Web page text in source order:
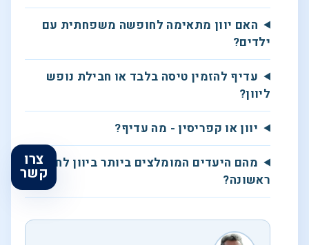
האם יוון מתאימה לחופשה משפחתית עם
ילדים?
עדיף להזמין טיסה בלבד או חבילת נופש
ליוון?
יוון או קפריסין - מה עדיף?
מהם היעדים המומלצים ביותר ביוון לחופשה
ראשונה?
צרו
קשר